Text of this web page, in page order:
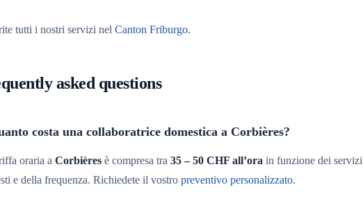
tutti i nostri servizi nel Canton Friburgo.
asked questions
costa una collaboratrice domestica a Corbières?
oraria a Corbières è compresa tra 35 – 50 CHF all’ora in funzione dei servizi
e della frequenza. Richiedete il vostro preventivo personalizzato.